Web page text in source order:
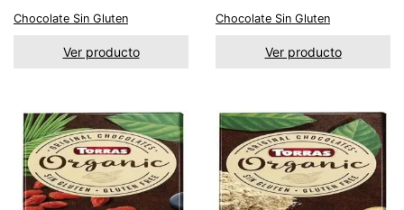
Chocolate Sin Gluten
Ver producto
Chocolate Sin Gluten
Ver producto